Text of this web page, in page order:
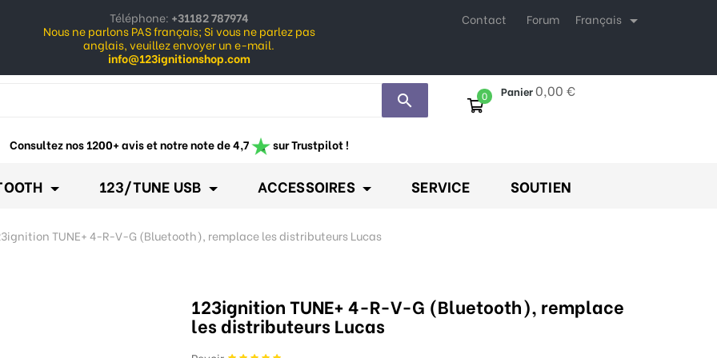
Téléphone: +31182 787974
Nous ne parlons PAS français; Si vous ne parlez pas
anglais, veuillez envoyer un e-mail.
info@123ignitionshop.com
Français 
Contact Forum
search Panier0,00 €
0
Consultez nos 1200+ avis et notre note de 4,7 sur Trustpilot !
123/TUNE USB ACCESSOIRES SERVICE SOUTIEN
TUNE+ 4-R-V-G (Bluetooth), remplace les distributeurs Lucas
123ignition TUNE+ 4-R-V-G (Bluetooth), remplace
les distributeurs Lucas